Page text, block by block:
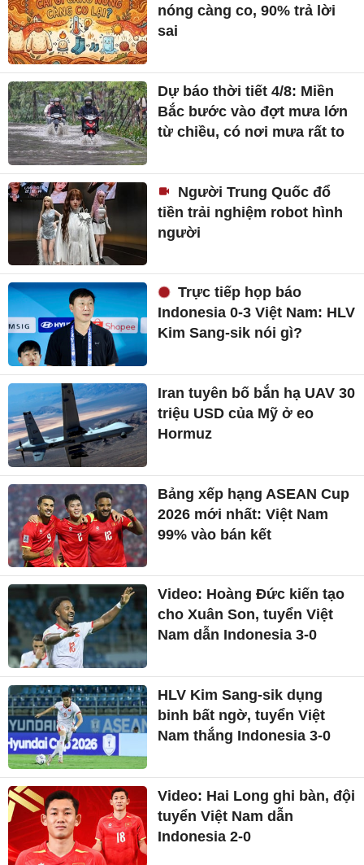
nóng càng co, 90% trả lời
sai
Dự báo thời tiết 4/8: Miền
Bắc bước vào đợt mưa lớn
từ chiều, có nơi mưa rất to
Người Trung Quốc đổ
tiền trải nghiệm robot hình
người
Trực tiếp họp báo
Indonesia 0-3 Việt Nam: HLV
Kim Sang-sik nói gì?
Iran tuyên bố bắn hạ UAV 30
triệu USD của Mỹ ở eo
Hormuz
Bảng xếp hạng ASEAN Cup
2026 mới nhất: Việt Nam
99% vào bán kết
Video: Hoàng Đức kiến tạo
cho Xuân Son, tuyển Việt
Nam dẫn Indonesia 3-0
HLV Kim Sang-sik dụng
binh bất ngờ, tuyển Việt
Nam thắng Indonesia 3-0
Video: Hai Long ghi bàn, đội
tuyển Việt Nam dẫn
Indonesia 2-0